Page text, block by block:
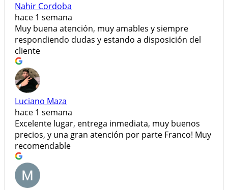
Nahir Cordoba
hace 1 semana
Muy buena atención, muy amables y siempre
respondiendo dudas y estando a disposición del
cliente
Luciano Maza
hace 1 semana
Excelente lugar, entrega inmediata, muy buenos
precios, y una gran atención por parte Franco! Muy
recomendable